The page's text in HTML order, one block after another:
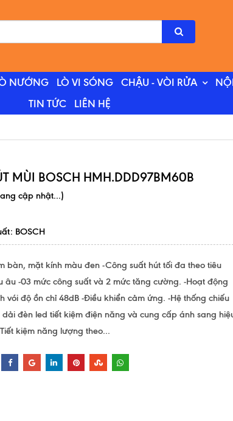
NƯỚNG LÒ VI SÓNG CHẬU - VÒI RỬA
TIN TỨC
LIÊN HỆ
MÙI BOSCH HMH.DDD97BM60B
cập nhật...)
BOSCH
bàn, mặt kính màu đen -Công suất hút tối đa theo tiêu
âu -03 mức công suất và 2 mức tăng cường. -Hoạt động
vói độ ồn chỉ 48dB -Điều khiển cảm ứng. -Hệ thống chiếu
đèn led tiết kiệm điện năng và cung cấp ánh sang
kiệm năng lượng theo...